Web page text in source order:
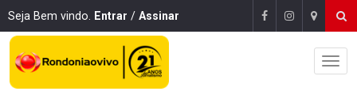
Seja Bem vindo. Entrar / Assinar